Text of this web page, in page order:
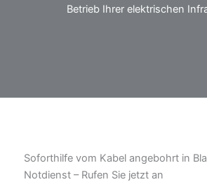
Betrieb Ihrer elektrischen
Soforthilfe vom Kabel angebohrt in
Notdienst – Rufen Sie jetzt an